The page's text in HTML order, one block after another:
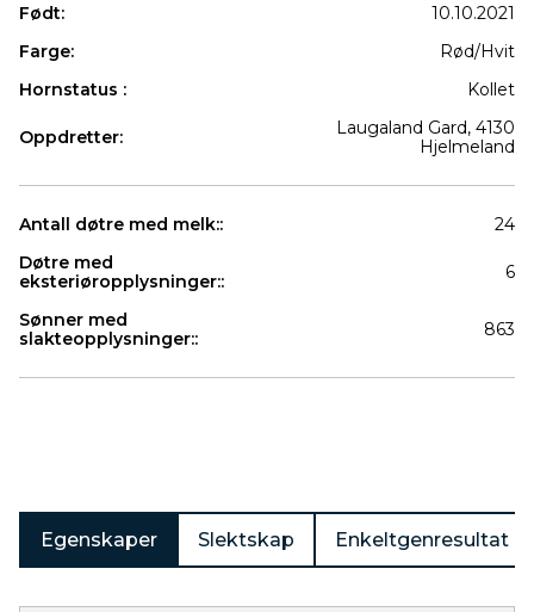
Født:
10.10.2021
Farge:
Rød/Hvit
Hornstatus :
Kollet
Oppdretter:
Laugaland Gard, 4130
Hjelmeland
Antall døtre med melk::
24
Døtre med
eksteriøropplysninger::
6
Sønner med
slakteopplysninger::
863
Egenskaper Slektskap Enkeltgenresultat